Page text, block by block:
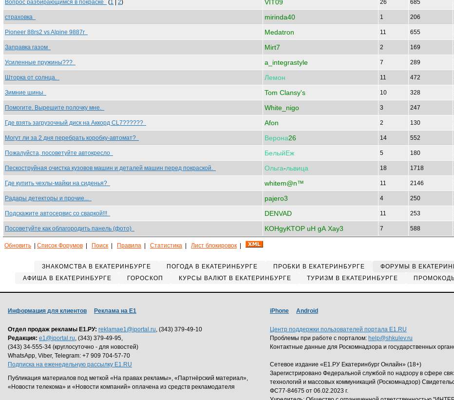
Вопрос разбирающимся в покраске (1 2) VIT09 26 685
страховка mirinda40 1 206
Pioneer 88rs2 vs Alpine 9887r Medatron 11 655
Заправка газом Mirt7 2 169
Усиленные пружины??? a_integrastyle 7 289
Шторка от солнца. Лемон 11 472
Зимние шины Tom Clansy's 10 328
Помогите. Вырешите полочку мне. White_nigo 3 247
Где взять загрузочный диск на Аккорд CL7?????? Afon 2 130
Могут ли за 2 дня перебрать коробку-автомат? Верона26 14 552
Пожалуйста, посоветуйте автокресло БелыйЕж 5 180
Пескоструйная очистка кузовов машин и деталей машин перед покраской. Ольга-львица 18 1718
Где купить чехлы-майки на сиденья? whitem@n™ 11 2146
Радары детекторы и прочие... pajero3 4 250
Подскажите автосервис со сваркой!!! DENVAD 11 253
Посоветуйте как облагородить панель (фото) KOHgyKTOP uH gA Xay3 7 588
Обновить Список Форумов Поиск Правила Статистика Лист блокировок
ЗНАКОМСТВА В ЕКАТЕРИНБУРГЕ ПОГОДА В ЕКАТЕРИНБУРГЕ ПРОБКИ В ЕКАТЕРИНБУРГЕ ФОРУМЫ В
АФИША В ЕКАТЕРИНБУРГЕ
ГОРОСКОП КУРСЫ ВАЛЮТ В ЕКАТЕРИНБУРГЕ ТУРИЗМ В ЕКАТЕРИНБУРГЕ
Информация для клиентов Реклама на Е1
Отдел продаж рекламы Е1.РУ: reklamae1@iportal.ru, (343) 379-49-10
Редакция: e1@iportal.ru, (343) 379-49-95,
(343) 34-555-34 (круглосуточно - для новостей)
WhatsApp, Viber, Telegram: +7 909 704-57-70
Подписка на еженедельную рассылку E1.RU
Публикация материалов под меткой «На правах рекламы», «Партнёрский материал»,
«Новости телекома» и «Новости компаний» оплачена из средств рекламодателя
iPhone Android
Центр поддержки пользователей портала E1.RU
Проблемы при работе с порталом: help@shkulev.ru
Контактные данные для Роскомнадзора и государственных
Сетевое издание «Е1.РУ Екатеринбург Онлайн» (18+)
Зарегистрировано Федеральной службой по надзору в сфере
технологий и массовых коммуникаций (Роскомнадзор)
ФС77-84675 от 06.02.2023 г.